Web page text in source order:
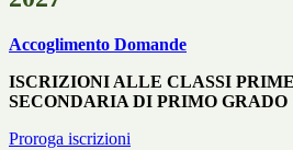
Accoglimento Domande
ISCRIZIONI ALLE CLASSI
SECONDARIA DI PRIMO GRADO
Proroga iscrizioni